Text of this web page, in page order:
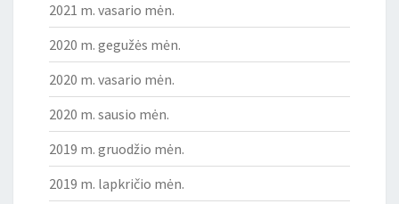
2021 m. vasario mėn.
2020 m. gegužės mėn.
2020 m. vasario mėn.
2020 m. sausio mėn.
2019 m. gruodžio mėn.
2019 m. lapkričio mėn.